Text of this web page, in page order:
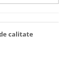
calitate